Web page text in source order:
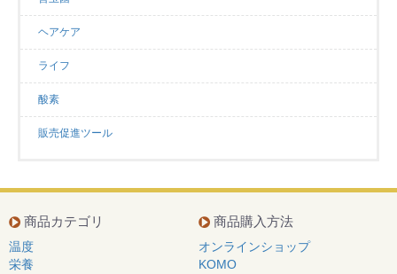
ヘアケア
ライフ
酸素
販売促進ツール
商品カテゴリ
温度
栄養
商品購入方法
オンラインショップ
KOMO